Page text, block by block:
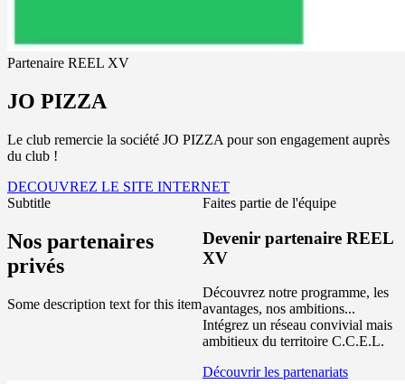
Partenaire REEL XV
JO PIZZA
Le club remercie la société JO PIZZA pour son engagement auprès
du club !
DECOUVREZ LE SITE INTERNET
Faites partie de l'équipe
Devenir partenaire REEL
XV
Découvrez notre programme, les
avantages, nos ambitions...
Intégrez un réseau convivial mais
ambitieux du territoire C.C.E.L.
Découvrir les partenariats
Subtitle
Nos partenaires
privés
Some description text for this item